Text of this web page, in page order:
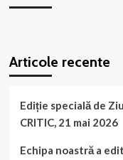
Articole recente
Ediție specială de
CRITIC, 21 mai 2026
Echipa noastră a